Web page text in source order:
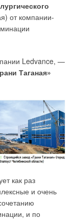
от компании-
Ledvance, —
Таганая»
как раз
и очень
и по
что мировой
энергию будет
Доклад
И всё же нам
и весьма
самым
У нас
», — считает
возобновляемой
по